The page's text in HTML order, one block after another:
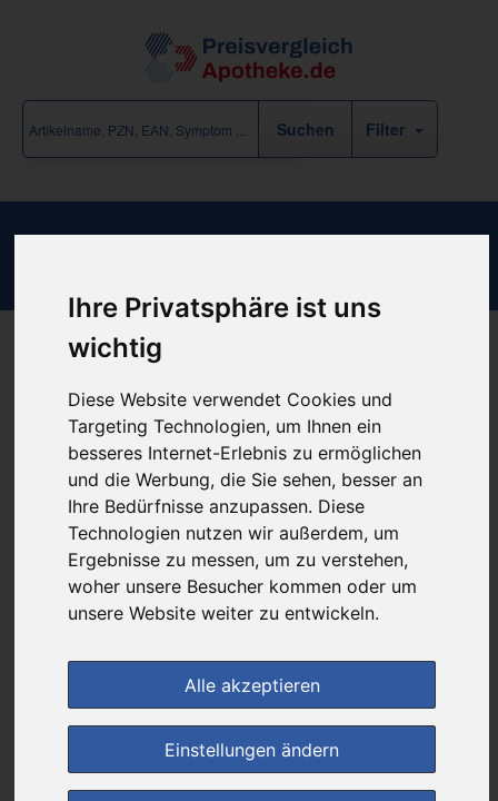
Ihre Privatsphäre ist uns
wichtig
Diese Website verwendet Cookies und
Targeting Technologien, um Ihnen ein
besseres Internet-Erlebnis zu ermöglichen
und die Werbung, die Sie sehen, besser an
Ihre Bedürfnisse anzupassen. Diese
Technologien nutzen wir außerdem, um
Ergebnisse zu messen, um zu verstehen,
woher unsere Besucher kommen oder um
unsere Website weiter zu entwickeln.
Alle akzeptieren
Einstellungen ändern
Filter
Kein Preis bekannt
Das gewünschte Produkt ist derzeit bei keinem unserer Partner
erhältlich.
Preisalarm